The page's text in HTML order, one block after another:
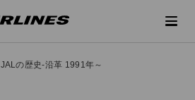
JALの歴史-沿革 1991年～